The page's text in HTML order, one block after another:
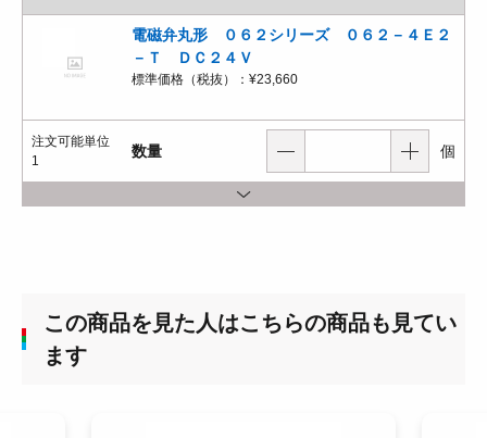
電磁弁丸形 ０６２シリーズ ０６２－４Ｅ２
－Ｔ ＤＣ２４Ｖ
標準価格（税抜）： ¥23,660
注文可能単位
1
数量 個
この商品を見た人はこちらの商品も見てい
ます